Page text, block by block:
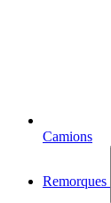
Camions
Remorques